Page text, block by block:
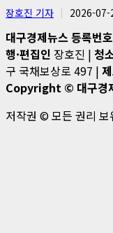
장호진 기자 2026-07-
대구경제뉴스 등록번호
행·편집인 장호진 | 청
구 국채보상로 497 |
Copyright © 대구
저작권 © 모든 권리 보